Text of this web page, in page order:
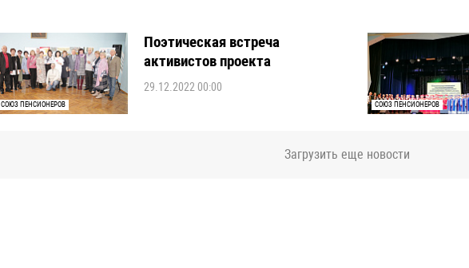
СОЮЗ ПЕНСИОНЕРОВ
Поэтическая встреча
активистов проекта
29.12.2022 00:00
СОЮЗ ПЕНСИОНЕРОВ
Загрузить еще новости